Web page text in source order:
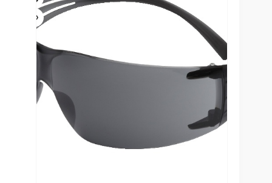
chosen
product
page